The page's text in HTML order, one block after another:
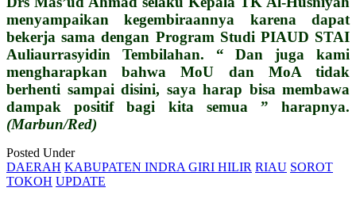
menyampaikan kegembiraannya karena dapat
bekerja sama dengan Program Studi PIAUD STAI
Auliaurrasyidin Tembilahan. “ Dan juga kami
mengharapkan bahwa MoU dan MoA tidak
berhenti sampai disini, saya harap bisa membawa
dampak positif bagi kita semua ” harapnya.
(Marbun/Red)
Posted Under
DAERAH KABUPATEN INDRA GIRI HILIR RIAU SOROT
TOKOH UPDATE